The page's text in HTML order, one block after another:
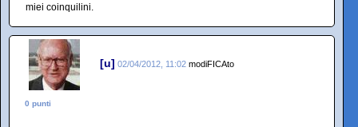
miei coinquilini.
[u] 02/04/2012, 11:02 modiFICAto
0 punti